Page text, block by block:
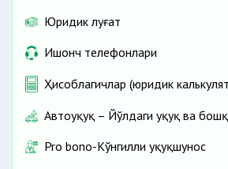
Юридик луғат
Ишонч телефонлари
Ҳисоблагичлар (юридик
Автоҳуқуқ – Йўлдаги ҳуқуқ ва
Pro bono-Кўнгилли ҳуқуқшунос